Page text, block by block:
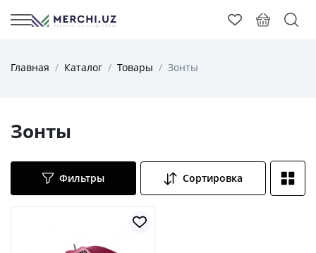
Главная Каталог Товары Зонты
Зонты
Фильтры Сортировка